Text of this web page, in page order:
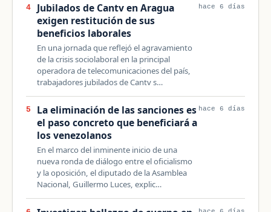
4
Jubilados de Cantv en Aragua
exigen restitución de sus
beneficios laborales
En una jornada que reflejó el agravamiento
de la crisis sociolaboral en la principal
operadora de telecomunicaciones del país,
trabajadores jubilados de Cantv s…
hace 6 días
5
La eliminación de las sanciones es
el paso concreto que beneficiará a
los venezolanos
En el marco del inminente inicio de una
nueva ronda de diálogo entre el oficialismo
y la oposición, el diputado de la Asamblea
Nacional, Guillermo Luces, explic…
hace 6 días